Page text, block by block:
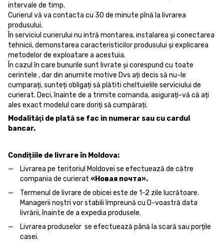
intervale de timp.
Curierul vă va contacta cu 30 de minute pînă la livrarea
produsului.
În serviciul curierului nu intră montarea, instalarea și conectarea
tehnicii, demonstarea caracteristicilor produsului și explicarea
metodelor de exploatare a acestuia.
În cazul în care bunurile sunt livrate și corespund cu toate
cerintele , dar din anumite motive Dvs ați decis să nu-le
cumparați, sunteți obligați să plătiti cheltuielile serviciului de
curierat. Deci, înainte de a trimite comanda, asigurați-vă că ați
ales exact modelul care doriți să cumpărați.
Modalităţi de plată se fac in numerar sau cu cardul
bancar.
Condițiile de livrare în Moldova:
Livrarea pe teritoriul Moldovei se efectuează de către
compania de curierat «Новая почта».
Termenul de livrare de obicei este de 1-2 zile lucrătoare.
Managerii noștri vor stabili împreună cu D-voastră data
livrării, înainte de a expedia produsele.
Livrarea produselor se efectuează până la scară sau porțile
casei.